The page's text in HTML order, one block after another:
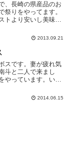
、長崎の県産品のお
祭りをやってます。
トより安いし美味し
ャポリタンがなかっ
食べた...
2013.09.21
スです。妻が疲れ気
斗と二人で来まし
やっています。いつ
は見事ですね。私も
2014.06.15